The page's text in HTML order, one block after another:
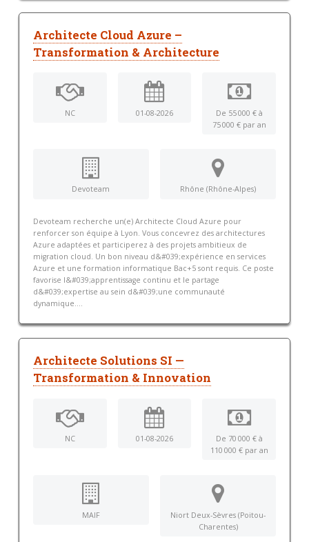
Architecte Cloud Azure –
Transformation & Architecture
NC 01-08-2026
De 55 000 € à
75 000 € par an
Devoteam Rhône (Rhône-Alpes)
Devoteam recherche un(e) Architecte Cloud Azure pour
renforcer son équipe à Lyon. Vous concevrez des architectures
Azure adaptées et participerez à des projets ambitieux de
migration cloud. Un bon niveau d&#039;expérience en services
Azure et une formation informatique Bac+5 sont requis. Ce poste
favorise l&#039;apprentissage continu et le partage
d&#039;expertise au sein d&#039;une communauté
dynamique....
Architecte Solutions SI —
Transformation & Innovation
NC 01-08-2026
De 70 000 € à
110 000 € par an
MAIF
Niort Deux-Sèvres (Poitou-
Charentes)